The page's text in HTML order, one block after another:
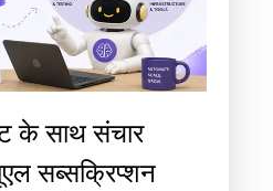
के साथ संचार
सब्सक्रिप्शन